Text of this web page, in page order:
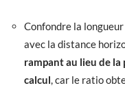
Confondre la
avec la distance
rampant au lieu de
calcul, car le ratio